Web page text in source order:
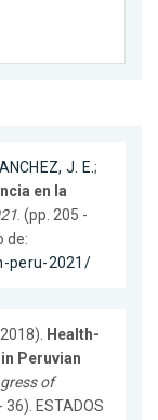
J. E.;
en la
. (pp. 205 -
de:
peru-2021/
Health-
Peruvian
of
36). ESTADOS